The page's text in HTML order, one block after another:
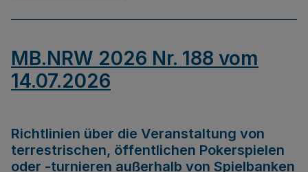
MB.NRW 2026 Nr. 188 vom
14.07.2026
Richtlinien über die Veranstaltung von
terrestrischen, öffentlichen Pokerspielen
oder -turnieren außerhalb von Spielbanken